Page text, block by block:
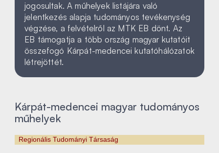
jogosultak. A műhelyek listájára való
jelentkezés alapja tudományos tevékenység
végzése, a felvételről az MTK EB dönt. Az
EB támogatja a több ország magyar kutatóit
összefogó Kárpát-medencei kutatóhálózatok
létrejöttét.
Kárpát-medencei magyar tudományos
műhelyek
Regionális Tudományi Társaság